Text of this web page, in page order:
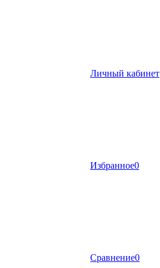
Личный кабинет
Избранное0
Сравнение0